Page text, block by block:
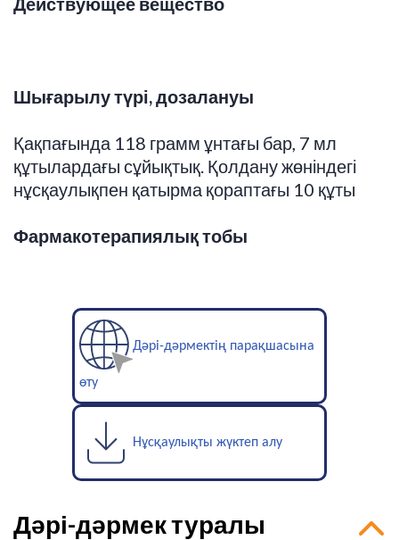
Шығарылу түрі, дозалануы
Қақпағында 118 грамм ұнтағы бар, 7 мл
құтылардағы сұйықтық. Қолдану жөніндегі
нұсқаулықпен қатырма қораптағы 10 құты
Фармакотерапиялық тобы
Дәрі-дәрмектің парақшасына
өту
Нұсқаулықты жүктеп алу
Дәрі-дәрмек туралы